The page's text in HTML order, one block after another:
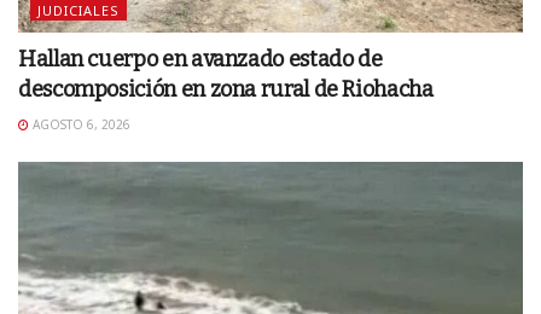
JUDICIALES
Hallan cuerpo en avanzado estado de
descomposición en zona rural de Riohacha
AGOSTO 6, 2026